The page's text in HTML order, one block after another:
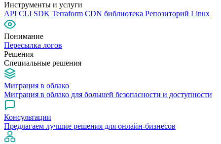
Инструменты и услуги
API CLI SDK Terraform CDN библиотека Репозиторий Linux
Понимание
Пересылка логов
Решения
Специальные решения
Миграция в облако
Миграция в облако для большей безопасности и доступности
Консультации
Предлагаем лучшие решения для онлайн-бизнесов